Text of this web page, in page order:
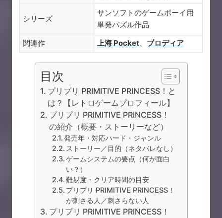
シリーズ
サンソフトのゲームボーイ用
単発パズル作品
関連作
上海 Pocket、 ブロディア
目次
プリプリ PRIMITIVE PRINCESS！と
は？【レトロゲームプロフィール】
プリプリ PRIMITIVE PRINCESS！
の紹介（概要・ストーリーなど）
発売年・対応ハード・ジャンル
ストーリー／目的（ネタバレなし）
ゲームシステムの要点（何が面白
い？）
難易度・クリア時間の目安
プリプリ PRIMITIVE PRINCESS！
が刺さる人／刺さらない人
プリプリ PRIMITIVE PRINCESS！